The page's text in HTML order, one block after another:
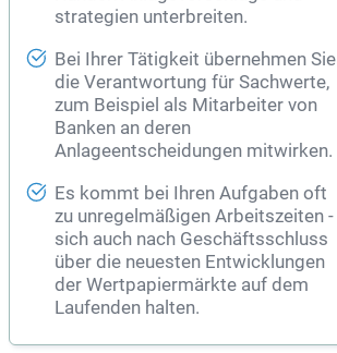
strategien unterbreiten.
Bei Ihrer Tätigkeit übernehmen Sie
die Verantwortung für Sachwerte,
zum Beispiel als Mitarbeiter von
Banken an deren
Anlageentscheidungen mitwirken.
Es kommt bei Ihren Aufgaben oft
zu unregelmäßigen Arbeitszeiten -
sich auch nach Geschäftsschluss
über die neuesten Entwicklungen
der Wertpapiermärkte auf dem
Laufenden halten.